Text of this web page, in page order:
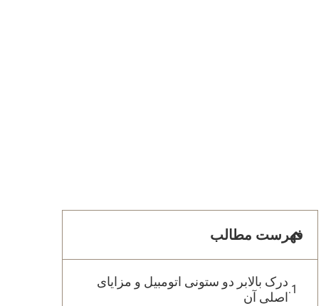
فهرست مطالب
درک بالابر دو ستونی اتومبیل و مزایای
اصلی آن